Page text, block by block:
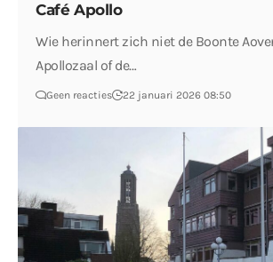
Café Apollo
Wie herinnert zich niet de Boonte
Apollozaal of de…
Geen reacties 22 januari 2026 08:50